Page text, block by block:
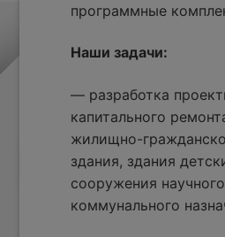
программные
Наши задачи:
— разработка
капитального
жилищно-
здания, здания
сооружения
коммунального